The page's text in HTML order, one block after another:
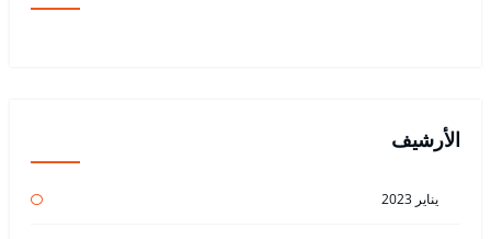
الأرشيف
يناير 2023